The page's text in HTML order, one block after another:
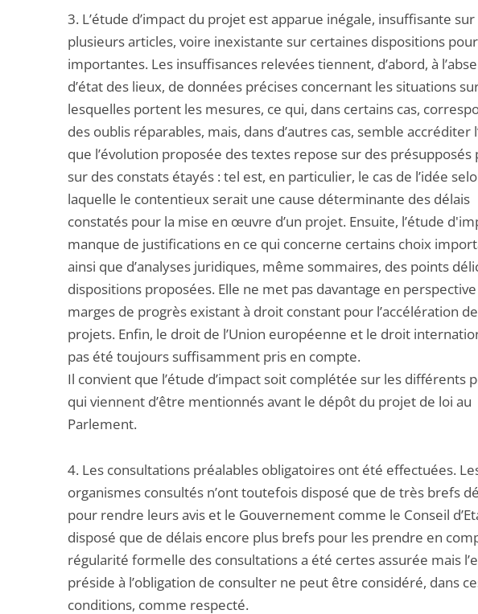
3. L’étude d’impact du projet est apparue inégale, insuffisante sur
plusieurs articles, voire inexistante sur certaines dispositions
importantes. Les insuffisances relevées tiennent, d’abord, à
d’état des lieux, de données précises concernant les situations
lesquelles portent les mesures, ce qui, dans certains cas,
des oublis réparables, mais, dans d’autres cas, semble accréditer
que l’évolution proposée des textes repose sur des présupposés
sur des constats étayés : tel est, en particulier, le cas de l’idée
laquelle le contentieux serait une cause déterminante des délais
constatés pour la mise en œuvre d’un projet. Ensuite, l’étude
manque de justifications en ce qui concerne certains choix
ainsi que d’analyses juridiques, même sommaires, des points
dispositions proposées. Elle ne met pas davantage en
marges de progrès existant à droit constant pour l’accélération
projets. Enfin, le droit de l’Union européenne et le droit
pas été toujours suffisamment pris en compte.
Il convient que l’étude d’impact soit complétée sur les différents
qui viennent d’être mentionnés avant le dépôt du projet de loi au
Parlement.
4. Les consultations préalables obligatoires ont été effectuées.
organismes consultés n’ont toutefois disposé que de très brefs
pour rendre leurs avis et le Gouvernement comme le Conseil
disposé que de délais encore plus brefs pour les prendre en
régularité formelle des consultations a été certes assurée mais
préside à l’obligation de consulter ne peut être considéré, dans
conditions, comme respecté.